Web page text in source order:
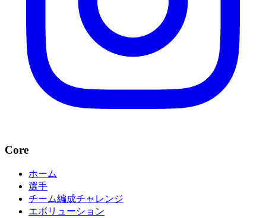
Core
ホーム
選手
チーム編成チャレンジ
エボリューション